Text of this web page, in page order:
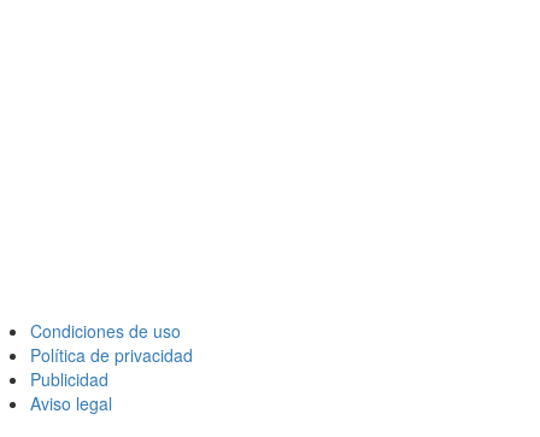
Condiciones de uso
Política de privacidad
Publicidad
Aviso legal